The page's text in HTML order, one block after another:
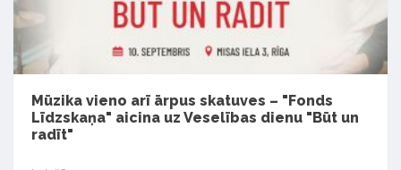
Mūzika vieno arī ārpus skatuves – "Fonds
Līdzskaņa" aicina uz Veselības dienu "Būt un
radīt"